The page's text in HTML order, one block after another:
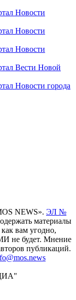
Новости
Новости
Новости
Вести Новой
Новости города
NEWS». ЭЛ №
материалы
вам угодно,
не будет. Мнение
публикаций.